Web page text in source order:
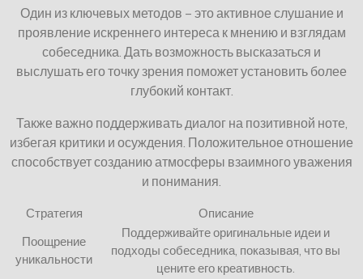
Один из ключевых методов – это активное слушание и
проявление искреннего интереса к мнению и взглядам
собеседника. Дать возможность высказаться и
выслушать его точку зрения поможет установить более
глубокий контакт.
Также важно поддерживать диалог на позитивной ноте,
избегая критики и осуждения. Положительное отношение
способствует созданию атмосферы взаимного уважения
и понимания.
Стратегия
Описание
Поощрение
уникальности
Поддерживайте оригинальные идеи и
подходы собеседника, показывая, что вы
цените его креативность.